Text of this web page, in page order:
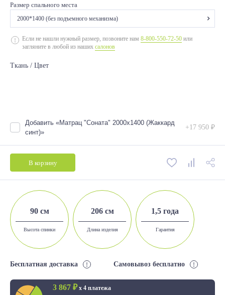
Размер спального места
2000*1400 (без подъемного механизма)
2000*900 (без подъемного механизма)
2000*1200 (без подъемного механизма)
2000*1400 (без подъемного механизма)
Если не нашли нужный размер, позвоните нам 8-800-550-72-50 или
загляните в любой из наших салонов
Ткань / Цвет
Добавить «Матрац "Соната" 2000х1400 (Жаккард
синт)»
+17 950 ₽
В корзину
90 см
Высота спинки
206 см
Длина изделия
1,5 года
Гарантия
Бесплатная доставка Самовывоз бесплатно
3 867 ₽х 4 платежа